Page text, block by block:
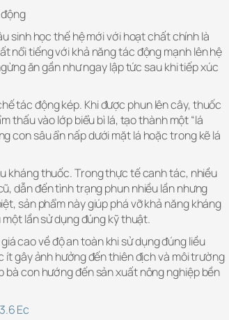
sinh học thế hệ mới với hoạt chất chính là
nổi tiếng với khả năng tác động mạnh lên hệ
ăn gần như ngay lập tức sau khi tiếp xúc
tác động kép. Khi được phun lên cây, thuốc
thấu vào lớp biểu bì lá, tạo thành một “lá
con sâu ẩn nấp dưới mặt lá hoặc trong kẽ lá
kháng thuốc. Trong thực tế canh tác, nhiều
dẫn đến tình trạng phun nhiều lần nhưng
sản phẩm này giúp phá vỡ khả năng kháng
lần sử dụng đúng kỹ thuật.
cao về độ an toàn khi sử dụng đúng liều
gây ảnh hưởng đến thiên địch và môi trường
con hướng đến sản xuất nông nghiệp bền
Ec